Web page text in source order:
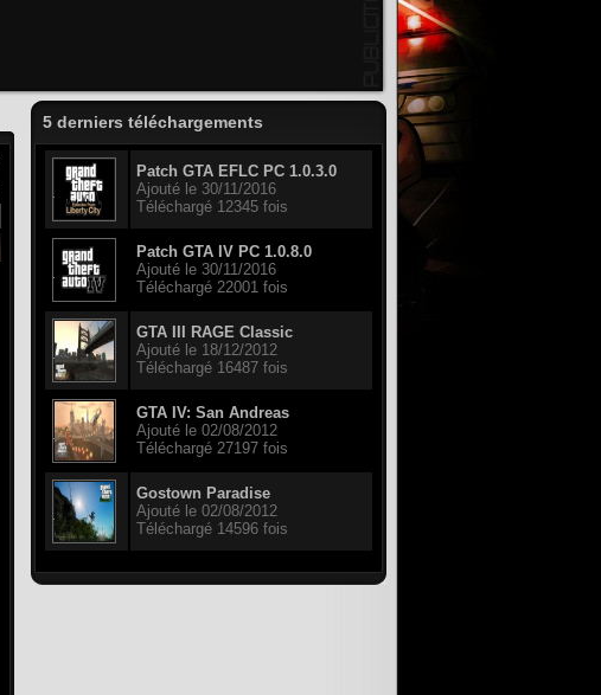
5 derniers téléchargements
Patch GTA EFLC PC 1.0.3.0
Ajouté le 30/11/2016
Téléchargé 12345 fois
Patch GTA IV PC 1.0.8.0
Ajouté le 30/11/2016
Téléchargé 22001 fois
GTA III RAGE Classic
Ajouté le 18/12/2012
Téléchargé 16487 fois
GTA IV: San Andreas
Ajouté le 02/08/2012
Téléchargé 27197 fois
Gostown Paradise
Ajouté le 02/08/2012
Téléchargé 14596 fois